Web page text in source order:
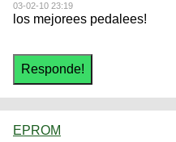
03-02-10 23:19
los mejorees pedalees!
EPROM